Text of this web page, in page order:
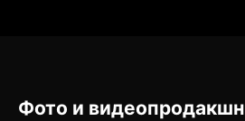
Фото и видеопродакшн